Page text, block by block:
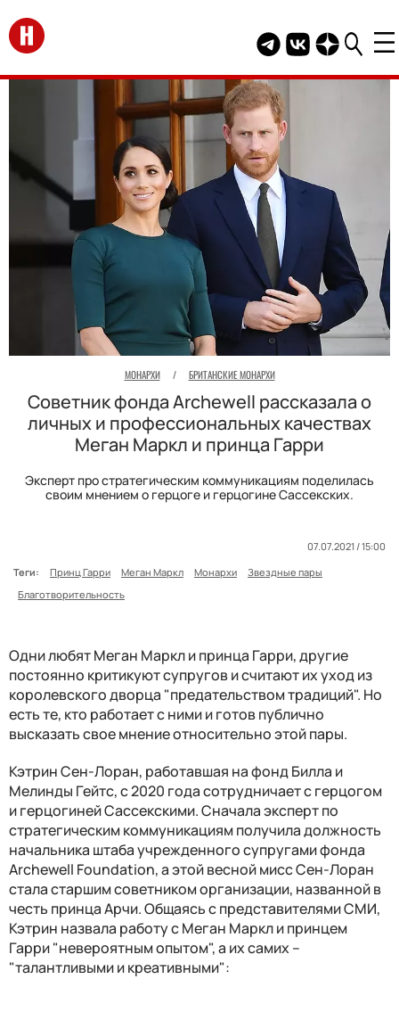
Перейти на главную
Telegram канал
Группа HELLO
Канал
МОНАРХИ / БРИТАНСКИЕ МОНАРХИ
Советник фонда Archewell рассказала о
личных и профессиональных качествах
Меган Маркл и принца Гарри
Эксперт про стратегическим коммуникациям поделилась
своим мнением о герцоге и герцогине Сассекских.
07.07.2021 / 15:00
Теги:
Принц Гарри Меган Маркл Монархи
Звездные пары
Благотворительность
Одни любят Меган Маркл и принца Гарри, другие
постоянно критикуют супругов и считают их уход из
королевского дворца "предательством традиций". Но
есть те, кто работает с ними и готов публично
высказать свое мнение относительно этой пары.
Кэтрин Сен-Лоран, работавшая на фонд Билла и
Мелинды Гейтс, с 2020 года сотрудничает с герцогом
и герцогиней Сассекскими. Сначала эксперт по
стратегическим коммуникациям получила должность
начальника штаба учрежденного супругами фонда
Archewell Foundation, а этой весной мисс Сен-Лоран
стала старшим советником организации, названной в
честь принца Арчи. Общаясь с представителями СМИ,
Кэтрин назвала работу с Меган Маркл и принцем
Гарри "невероятным опытом", а их самих –
"талантливыми и креативными":